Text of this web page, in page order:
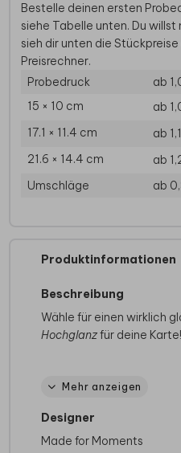
Bestelle deinen ersten
siehe Tabelle unten. Du
sieh dir unten die
Preisrechner.
Probedruck
ab
15 × 10 cm
ab
17.1 × 11.4 cm
ab
21.6 × 14.4 cm
ab
Umschläge
ab
Produktinformationen
Beschreibung
Wähle für einen wirklich
Hochglanzfür deine Karte!
Verspielte Einladung zur
Mehr anzeigen
Designer
Made for Moments